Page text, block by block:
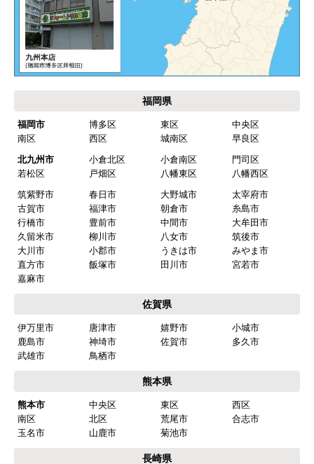
福岡県
福岡市 博多区 東区
中央区
南区
西区 城南区
早良区
北九州市
古賀市
福津市 朝倉市
糸島市
行橋市
豊前市 中間市
大牟田市
久留米市
柳川市
田川市
嘉麻市
佐賀県